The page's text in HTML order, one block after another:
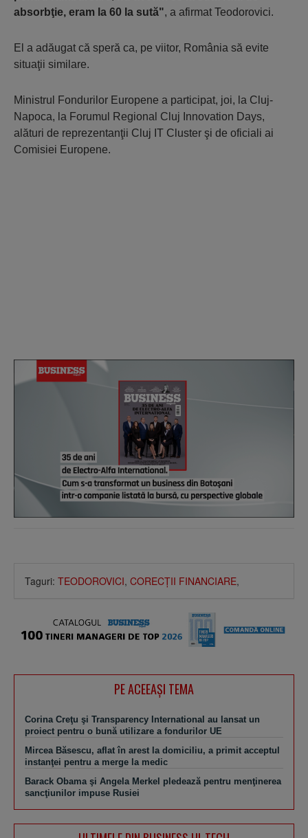
absorbţie, eram la 60 la sută", a afirmat Teodorovici.
El a adăugat că speră ca, pe viitor, România să evite
situaţii similare.
Ministrul Fondurilor Europene a participat, joi, la Cluj-
Napoca, la Forumul Regional Cluj Innovation Days,
alături de reprezentanţii Cluj IT Cluster şi de oficiali ai
Comisiei Europene.
Taguri: TEODOROVICI, CORECŢII FINANCIARE,
PE ACEEAŞI TEMA
Corina Creţu şi Transparency International au lansat un
proiect pentru o bună utilizare a fondurilor UE
Mircea Băsescu, aflat în arest la domiciliu, a primit acceptul
instanţei pentru a merge la medic
Barack Obama şi Angela Merkel pledează pentru menţinerea
sancţiunilor impuse Rusiei